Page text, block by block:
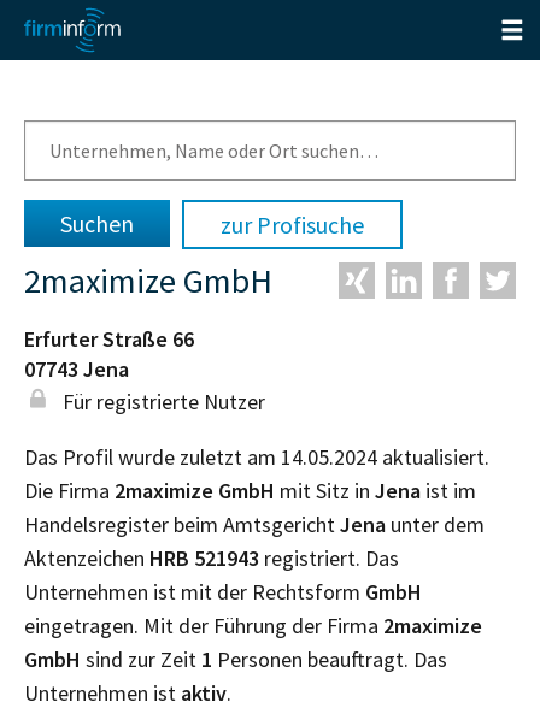
zur Profisuche
2maximize GmbH
Erfurter Straße 66
07743 Jena
Für registrierte Nutzer
Das Profil wurde zuletzt am 14.05.2024 aktualisiert.
Die Firma 2maximize GmbH mit Sitz in Jena ist im
Handelsregister beim AmtsgerichtJena unter dem
Aktenzeichen HRB 521943 registriert. Das
Unternehmen ist mit der Rechtsform GmbH
eingetragen. Mit der Führung der Firma 2maximize
GmbH sind zur Zeit 1 Personen beauftragt. Das
Unternehmen ist aktiv.